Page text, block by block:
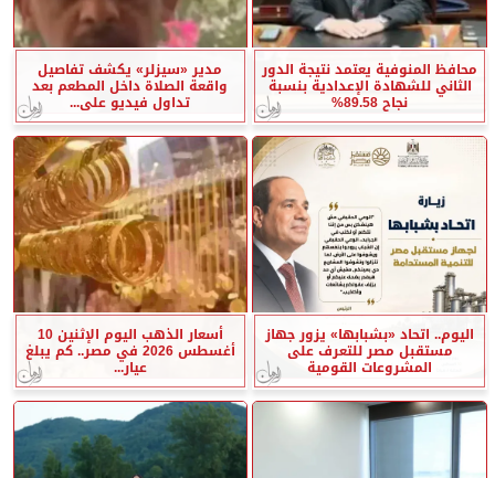
محافظ المنوفية يعتمد نتيجة الدور
الثاني للشهادة الإعدادية بنسبة
نجاح 89.58%
مدير «سيزلر» يكشف تفاصيل
واقعة الصلاة داخل المطعم بعد
تداول فيديو على...
اليوم.. اتحاد «بشبابها» يزور جهاز
مستقبل مصر للتعرف على
المشروعات القومية
أسعار الذهب اليوم الإثنين 10
أغسطس 2026 في مصر.. كم يبلغ
عيار...